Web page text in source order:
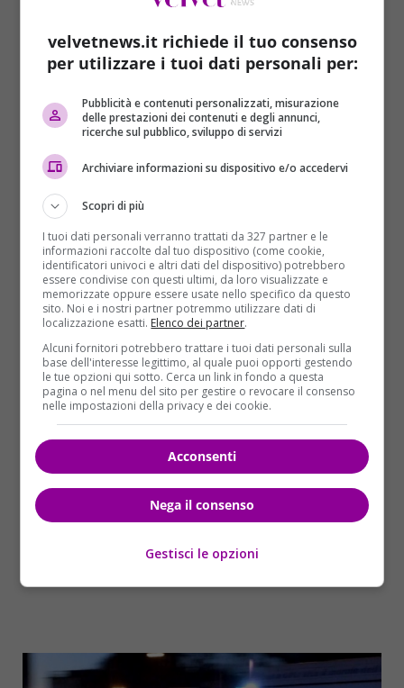
Bitolea (l’azienda chimica) – lamentavano bruciore
agli occhi e alle vie respiratorie”, riferisce l’Areu,
Lombardia. Tra gli intossicati ci sono anche due
dipendenti dello stesso impianto chimico dove si
sarebbe generata la fuga di sostanze.
Oltre ai soccorritori sono intervenuti anche i vigili
del fuoco e personale dell’Arpa
ambulanze e un’automedica. I pazienti – nessuno in
condizioni gravi (tutti codice verde) – sono stati
portati negli ospedali di Pavia, Vigevano, Melegnano,
San Donato, Lodi e Codogno. La sostanza tossica
sarebbe stata trasportata dal vento verso la ditta di
trasporti. Sono in corso accertamenti per stabilire le
cause della fuoriuscita.
velvetnews.it richiede il tuo consenso
per utilizzare i tuoi dati personali per:
Pubblicità e contenuti personalizzati, misurazione
delle prestazioni dei contenuti e degli annunci,
ricerche sul pubblico, sviluppo di servizi
Archiviare informazioni su dispositivo e/o accedervi
Scopri di più
I tuoi dati personali verranno trattati da 327 partner e le
informazioni raccolte dal tuo dispositivo (come cookie,
identificatori univoci e altri dati del dispositivo) potrebbero
essere condivise con questi ultimi, da loro visualizzate e
memorizzate oppure essere usate nello specifico da questo
sito. Noi e i nostri partner potremmo utilizzare dati di
localizzazione esatti. Elenco dei partner.
Alcuni fornitori potrebbero trattare i tuoi dati personali sulla
base dell'interesse legittimo, al quale puoi opporti gestendo
le tue opzioni qui sotto. Cerca un link in fondo a questa
pagina o nel menu del sito per gestire o revocare il consenso
nelle impostazioni della privacy e dei cookie.
Acconsenti
Nega il consenso
Gestisci le opzioni